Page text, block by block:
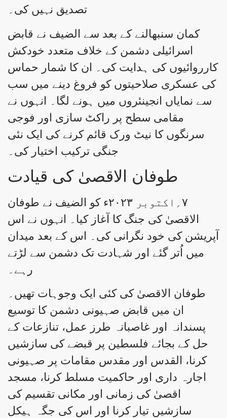
تصدیق نہیں کی۔
کمان سنبھالنے کے بعد سے الضیف نے قابض
اسرائیلی دشمن کے خلاف متعدد خودکش
کارروائیوں کی ہدایت کی۔ ان کا شمار حماس
کی عسکری صلاحیتوں کو فروغ دینے میں سب
سے نمایاں انجینئروں میں ہونے لگا۔ انہوں نے
مقامی سطح پر راکٹ سازی اور فوجی
سرنگوں کا نیٹ ورک قائم کرنے کی ایک نئی
جنگی ترکیب اختیار کی۔
طوفان الاقصیٰ کی قیادت
۷؍اکتوبر ۲۰۲۳ء کو الضیف نے طوفان
الاقصیٰ کی جنگ کا آغاز کیا۔ انہوں نے اس
آپریشن کی خود نگرانی کی۔ اس کے بعد میدان
میں اُتر گئے اور شہادت تک دشمن سے لڑتے
رہے۔
طوفان الاقصیٰ کی کئی ایک وجوہات تھیں۔
ان میں قابض صہیونی دشمن کا توسیع
پسندانہ اور غاصبانہ طرز عمل، تنازعات کے
حل کے بجائے فلسطین پر قبضے کی سازشیں
کرنا، القدس اور مقدس مقامات پر صہیونی
اجارہ داری اور حاکمیت مسلط کرنا، مسجد
اقصیٰ کی زمانی اور مکانی تقسیم کی
سازشیں تیار کرنا اور اس کی جگہ ہیکل